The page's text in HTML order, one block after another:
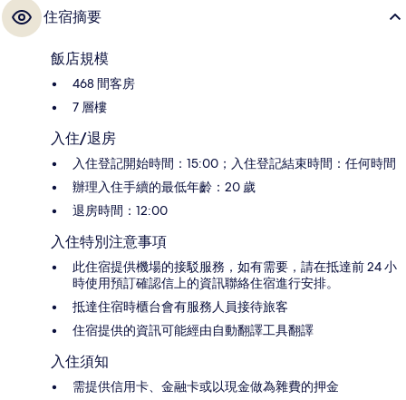
住宿摘要
飯店規模
468 間客房
7 層樓
入住/退房
入住登記開始時間：15:00；入住登記結束時間：任何時間
辦理入住手續的最低年齡：20 歲
退房時間：12:00
入住特別注意事項
此住宿提供機場的接駁服務，如有需要，請在抵達前 24 小
時使用預訂確認信上的資訊聯絡住宿進行安排。
抵達住宿時櫃台會有服務人員接待旅客
住宿提供的資訊可能經由自動翻譯工具翻譯
入住須知
需提供信用卡、金融卡或以現金做為雜費的押金